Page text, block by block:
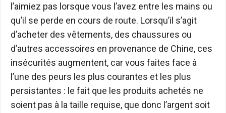
l’aimiez pas lorsque vous l’avez entre les mains ou
qu’il se perde en cours de route. Lorsqu’il s’agit
d’acheter des vêtements, des chaussures ou
d’autres accessoires en provenance de Chine, ces
insécurités augmentent, car vous faites face à
l’une des peurs les plus courantes et les plus
persistantes : le fait que les produits achetés ne
soient pas à la taille requise, que donc l’argent soit